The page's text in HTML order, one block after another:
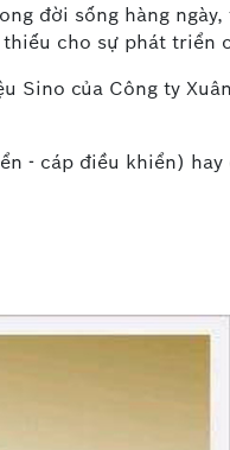
đời sống hàng
cho sự phát triển
Sino của Công ty
- cáp điều khiển) hay